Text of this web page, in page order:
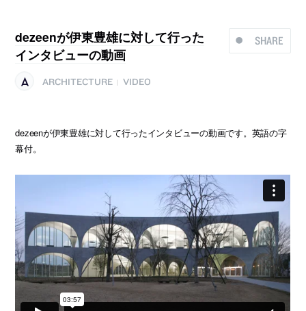
SHARE
dezeenが伊東豊雄に対して行った
インタビューの動画
ARCHITECTURE VIDEO
dezeenが伊東豊雄に対して行ったインタビューの動画です。英語の字
幕付。